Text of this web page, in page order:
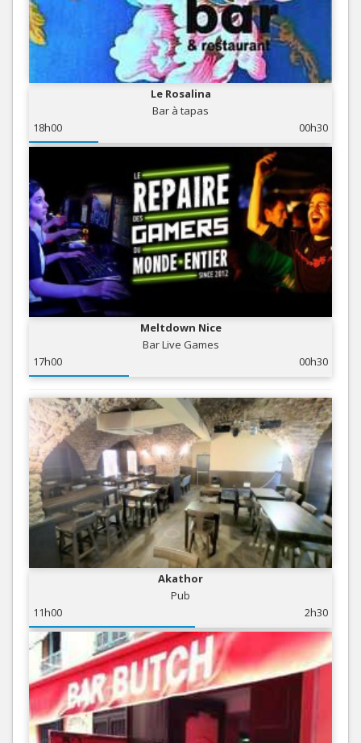
Le Rosalina
Bar à tapas
18h00
00h30
Meltdown Nice
Bar Live Games
17h00
00h30
Akathor
Pub
11h00
2h30